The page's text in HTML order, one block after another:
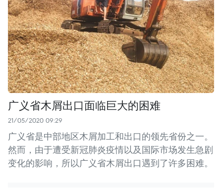
广义省木屑出口面临巨大的困难
21/05/2020 09:29
广义省是中部地区木屑加工和出口的领先省份之一。
然而，由于遭受新冠肺炎疫情以及国际市场发生急剧
变化的影响，所以广义省木屑出口遇到了许多困难。